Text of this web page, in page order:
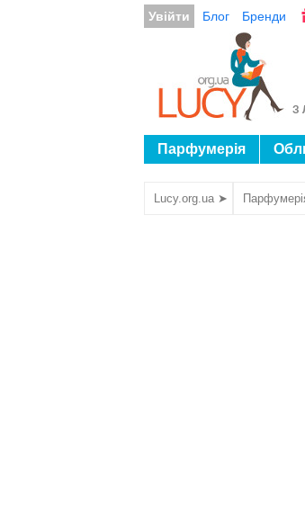
Увійти Блог Бренди
З
Парфумерія
Lucy.org.ua ➤